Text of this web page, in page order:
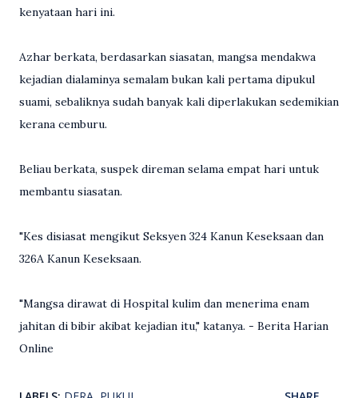
kenyataan hari ini.
Azhar berkata, berdasarkan siasatan, mangsa mendakwa
kejadian dialaminya semalam bukan kali pertama dipukul
suami, sebaliknya sudah banyak kali diperlakukan sedemikian
kerana cemburu.
Beliau berkata, suspek direman selama empat hari untuk
membantu siasatan.
"Kes disiasat mengikut Seksyen 324 Kanun Keseksaan dan
326A Kanun Keseksaan.
"Mangsa dirawat di Hospital kulim dan menerima enam
jahitan di bibir akibat kejadian itu," katanya. - Berita Harian
Online